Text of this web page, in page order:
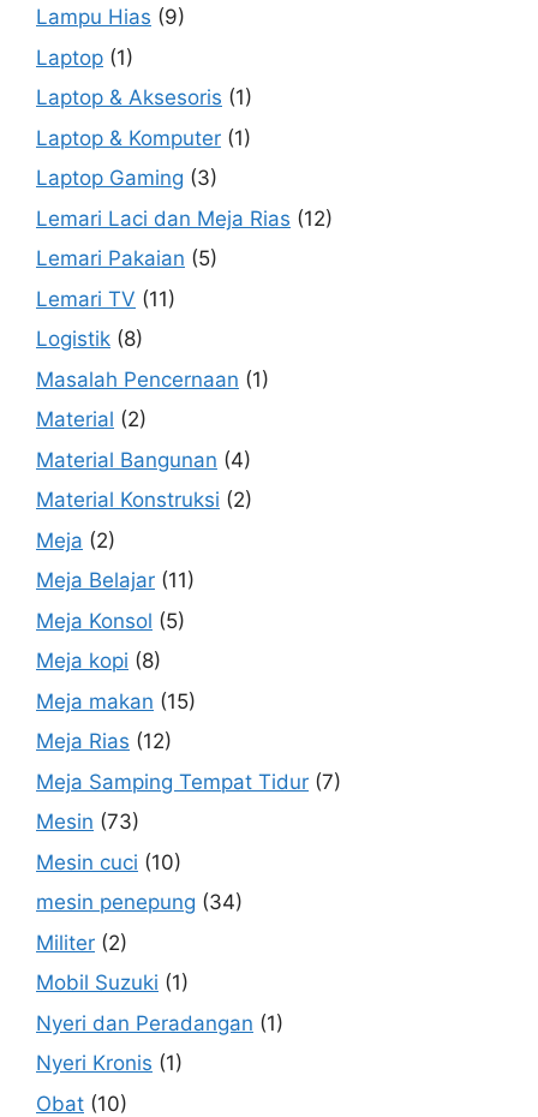
Lampu Hias (9)
Laptop (1)
Laptop & Aksesoris (1)
Laptop & Komputer (1)
Laptop Gaming (3)
Lemari Laci dan Meja Rias (12)
Lemari Pakaian (5)
Lemari TV (11)
Logistik (8)
Masalah Pencernaan (1)
Material (2)
Material Bangunan (4)
Material Konstruksi (2)
Meja (2)
Meja Belajar (11)
Meja Konsol (5)
Meja kopi (8)
Meja makan (15)
Meja Rias (12)
Meja Samping Tempat Tidur (7)
Mesin (73)
Mesin cuci (10)
mesin penepung (34)
Militer (2)
Mobil Suzuki (1)
Nyeri dan Peradangan (1)
Nyeri Kronis (1)
Obat (10)